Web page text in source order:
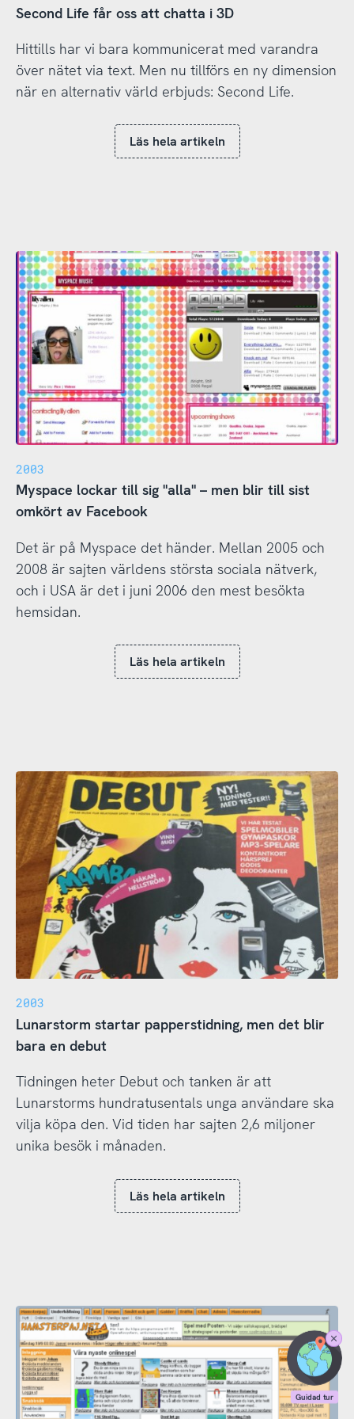
Second Life får oss att chatta i 3D
Hittills har vi bara kommunicerat med varandra
över nätet via text. Men nu tillförs en ny dimension
när en alternativ värld erbjuds: Second Life.
Läs hela artikeln
2003
Myspace lockar till sig "alla" – men blir till sist
omkört av Facebook
Det är på Myspace det händer. Mellan 2005 och
2008 är sajten världens största sociala nätverk,
och i USA är det i juni 2006 den mest besökta
hemsidan.
Läs hela artikeln
2003
Lunarstorm startar papperstidning, men det blir
bara en debut
Tidningen heter Debut och tanken är att
Lunarstorms hundratusentals unga användare ska
vilja köpa den. Vid tiden har sajten 2,6 miljoner
unika besök i månaden.
Läs hela artikeln
Stäng
Guidad
tur